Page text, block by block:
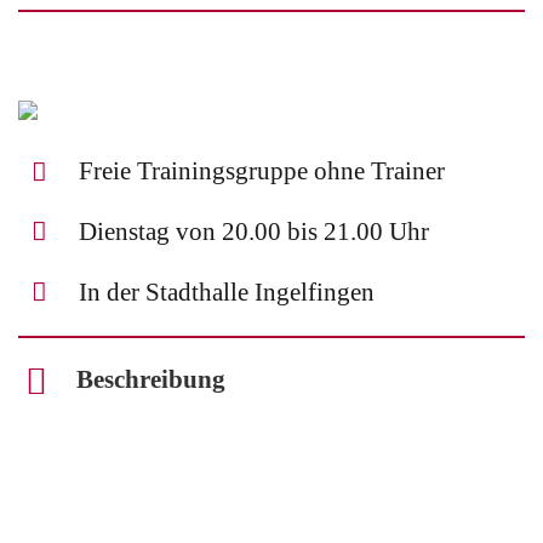
Freie Trainingsgruppe ohne Trainer
Dienstag von 20.00 bis 21.00 Uhr
In der Stadthalle Ingelfingen
Beschreibung